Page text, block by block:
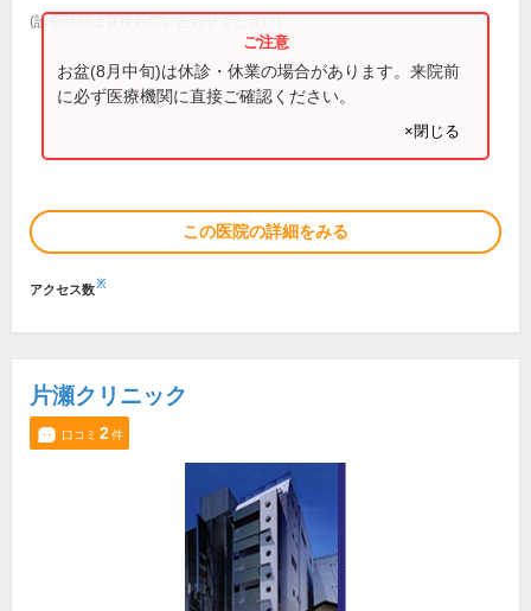
(診療時間は直接お問い合わせください)
お盆(8月中旬)は休診・休業の場合があります。来院前
に必ず医療機関に直接ご確認ください。
×閉じる
この医院の詳細をみる
アクセス数※
片瀬クリニック
口コミ 2件